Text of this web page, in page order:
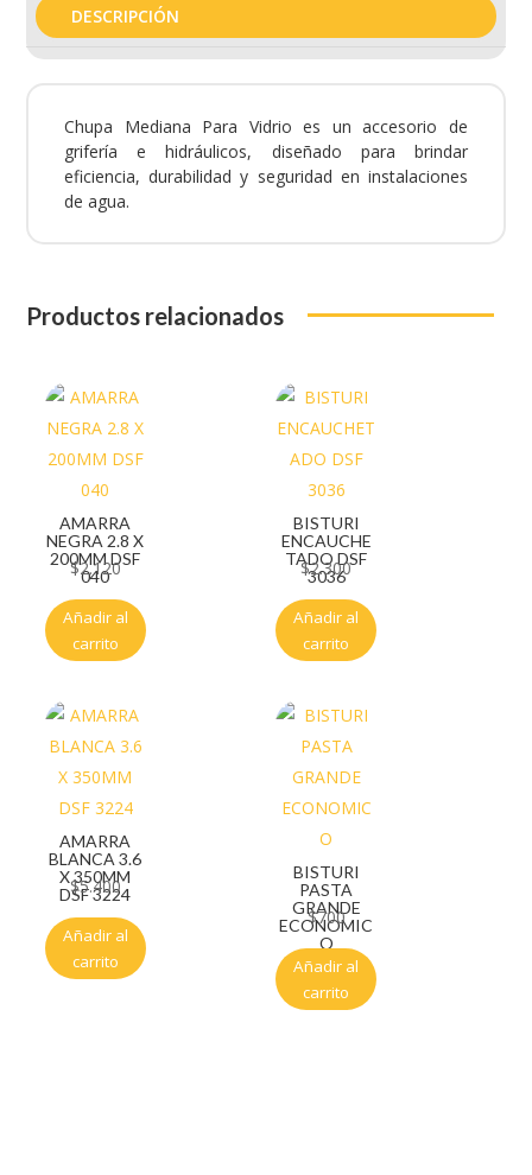
DESCRIPCIÓN
Chupa Mediana Para Vidrio es un accesorio de
grifería e hidráulicos, diseñado para brindar
eficiencia, durabilidad y seguridad en instalaciones
de agua.
Productos relacionados
AMARRA
NEGRA 2.8 X
200MM DSF
040
$2.120
Añadir al
carrito
BISTURI
ENCAUCHE
TADO DSF
3036
$2.300
Añadir al
carrito
AMARRA
BLANCA 3.6
X 350MM
DSF 3224
$5.400
Añadir al
carrito
BISTURI
PASTA
GRANDE
ECONOMIC
O
$700
Añadir al
carrito